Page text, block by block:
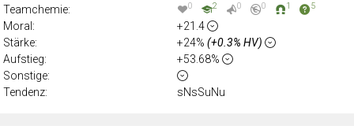
Teamchemie:
0 2 0 0 1 5
Moral:
+21.4
Stärke:
+24% (+0.3% HV)
Aufstieg:
+53.68%
Sonstige:
Tendenz:
sNsSuNu